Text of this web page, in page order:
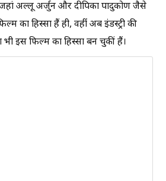
जहां अल्लू अर्जुन और दीपिका पादुकोण जैसे
का हिस्सा हैं ही, वहीं अब इंडस्ट्री की
भी इस फिल्म का हिस्सा बन चुकीं हैं।